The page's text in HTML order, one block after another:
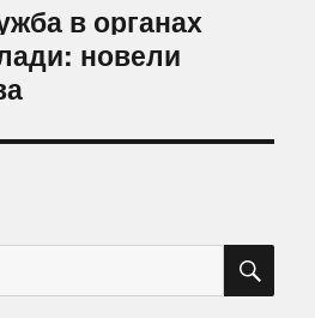
в органах
новели